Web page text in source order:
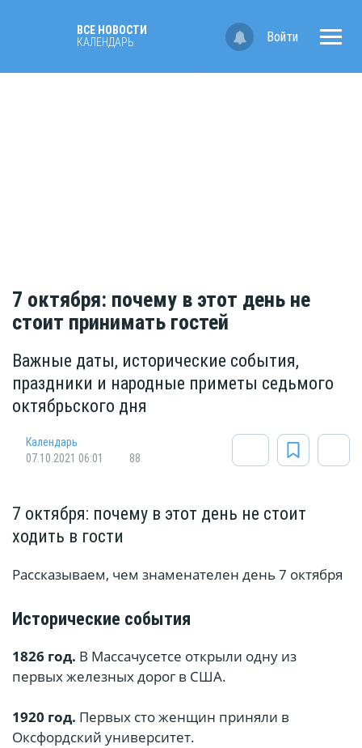
ВСЕ НОВОСТИ
КАЛЕНДАРЬ
Войти
7 октября: почему в этот день не
стоит принимать гостей
Важные даты, исторические события,
праздники и народные приметы седьмого
октябрьского дня
Календарь
07.10.2021 06:01
88
7 октября: почему в этот день не стоит
ходить в гости
Рассказываем, чем знаменателен день 7 октября
Исторические события
1826 год. В Массачусетсе открыли одну из
первых железных дорог в США.
1920 год. Первых сто женщин приняли в
Оксфордский университет.